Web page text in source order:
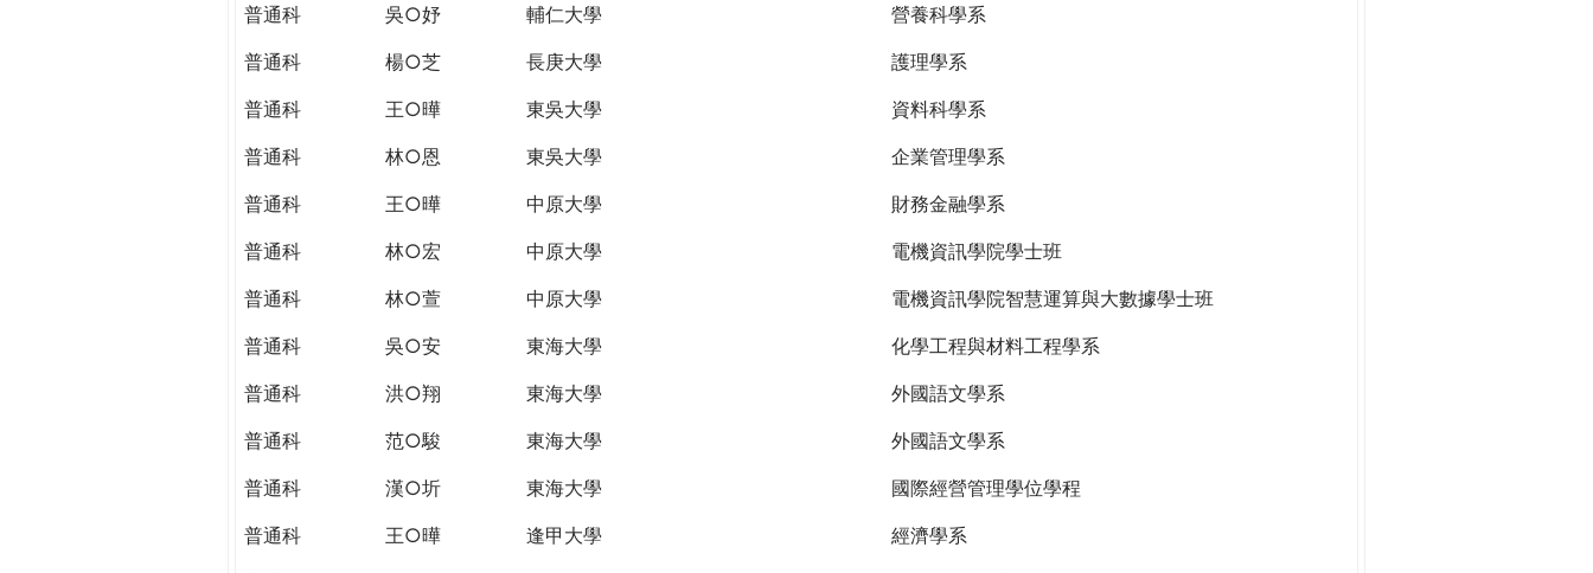
普通科
吳○妤 輔仁大學
營養科學系
普通科
楊○芝 長庚大學
護理學系
普通科
王○曄 東吳大學
資料科學系
普通科
林○恩 東吳大學
企業管理學系
普通科
王○曄 中原大學
財務金融學系
普通科
林○宏 中原大學
電機資訊學院學士班
普通科
林○萱 中原大學
電機資訊學院智慧運算與大數據學士班
普通科
吳○安 東海大學
化學工程與材料工程學系
普通科
洪○翔 東海大學
外國語文學系
普通科
范○駿 東海大學
外國語文學系
普通科
漢○圻 東海大學
國際經營管理學位學程
普通科
王○曄 逢甲大學
經濟學系